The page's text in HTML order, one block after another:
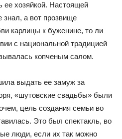
ее хозяйкой. Настоящей
а вот прозвище
карлицы к буженине, то ли
с национальной традицией
копченым салом.
выдать ее замуж за
«шутовские свадьбы» были
цель создания семьи во
Это был спектакль, во
люди, если их так можно